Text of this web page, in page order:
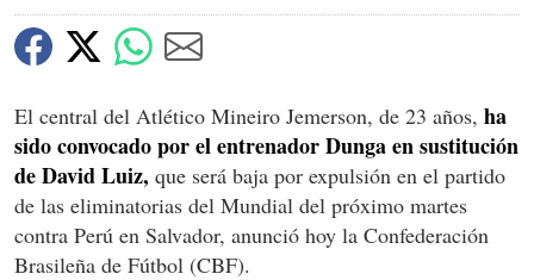
El central del Atlético Mineiro Jemerson, de 23 años, ha
sido convocado por el entrenador Dunga en sustitución
de David Luiz, que será baja por expulsión en el partido
de las eliminatorias del Mundial del próximo martes
contra Perú en Salvador, anunció hoy la Confederación
Brasileña de Fútbol (CBF).